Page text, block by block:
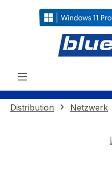
springen
Distribution Netzwerk
Bildergalerie überspringen